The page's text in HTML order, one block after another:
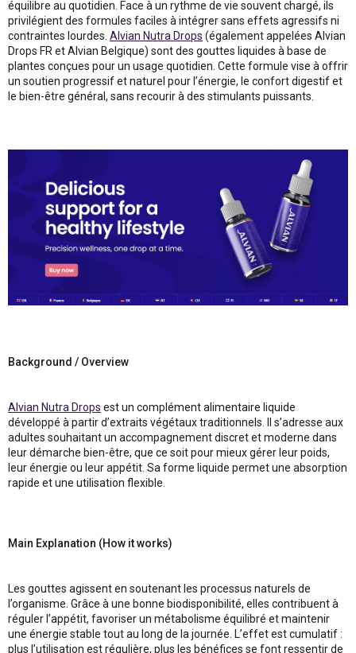
équilibre au quotidien. Face à un rythme de vie souvent chargé, ils
privilégient des formules faciles à intégrer sans effets agressifs ni
contraintes lourdes. Alvian Nutra Drops (également appelées Alvian
Drops FR et Alvian Belgique) sont des gouttes liquides à base de
plantes conçues pour un usage quotidien. Cette formule vise à offrir
un soutien progressif et naturel pour l’énergie, le confort digestif et
le bien-être général, sans recourir à des stimulants puissants.
Background / Overview
Alvian Nutra Drops est un complément alimentaire liquide
développé à partir d’extraits végétaux traditionnels. Il s’adresse aux
adultes souhaitant un accompagnement discret et moderne dans
leur démarche bien-être, que ce soit pour mieux gérer leur poids,
leur énergie ou leur appétit. Sa forme liquide permet une absorption
rapide et une utilisation flexible.
Main Explanation (How it works)
Les gouttes agissent en soutenant les processus naturels de
l’organisme. Grâce à une bonne biodisponibilité, elles contribuent à
réguler l’appétit, favoriser un métabolisme équilibré et maintenir
une énergie stable tout au long de la journée. L’effet est cumulatif :
plus l’utilisation est régulière, plus les bénéfices se font ressentir de